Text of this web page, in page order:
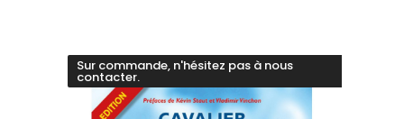
Sur commande, n'hésitez pas à nous
contacter.